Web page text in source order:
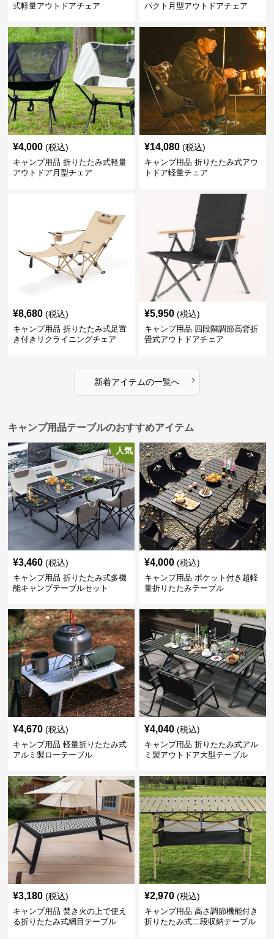
式軽量アウトドアチェア パクト月型アウトドアチェア
¥4,000 (税込)
キャンプ用品 折りたたみ式軽量
アウトドア月型チェア
¥14,080 (税込)
キャンプ用品 折りたたみ式アウ
トドア軽量チェア
¥8,680 (税込)
キャンプ用品 折りたたみ式足置
き付きリクライニングチェア
¥5,950 (税込)
キャンプ用品 四段階調節高背折
畳式アウトドアチェア
新着アイテムの一覧へ ›
キャンプ用品テーブルのおすすめアイテム
人気
¥3,460 (税込)
キャンプ用品 折りたたみ式多機
能キャンプテーブルセット
¥4,000 (税込)
キャンプ用品 ポケット付き超軽
量折りたたみテーブル
¥4,670 (税込)
キャンプ用品 軽量折りたたみ式
アルミ製ローテーブル
¥4,040 (税込)
キャンプ用品 折りたたみ式アル
ミ製アウトドア大型テーブル
¥3,180 (税込)
キャンプ用品 焚き火の上で使え
る折りたたみ式網目テーブル
¥2,970 (税込)
キャンプ用品 高さ調節機能付き
折りたたみ式二段収納テーブル